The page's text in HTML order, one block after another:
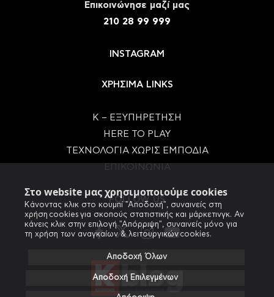
Στο website μας χρησιμοποιούμε cookies
Κάνοντας κλικ στο κουμπί "Αποδοχή", συναινείς στη
χρήση cookies για σκοπούς στατιστικής και μάρκετινγκ. Αν
κάνεις κλικ στην επιλογή "Απόρριψη", συναινείς μόνο για
τη χρήση των αναγκαίων & λειτουργικών cookies.
Αποδοχή Όλων
Αποδοχή Επιλεγμένων
Eπικοινώνησε μαζί μας
210 28 99 999
INSTAGRAM
ΧΡΗΣΙΜΑ LINKS
Κ – ΕΞΥΠΗΡΕΤΗΣΗ
HERE TO PLAY
ΤΕΧΝΟΛΟΓΙΑ ΧΩΡΙΣ ΕΜΠΟΔΙΑ
FOLLOW US